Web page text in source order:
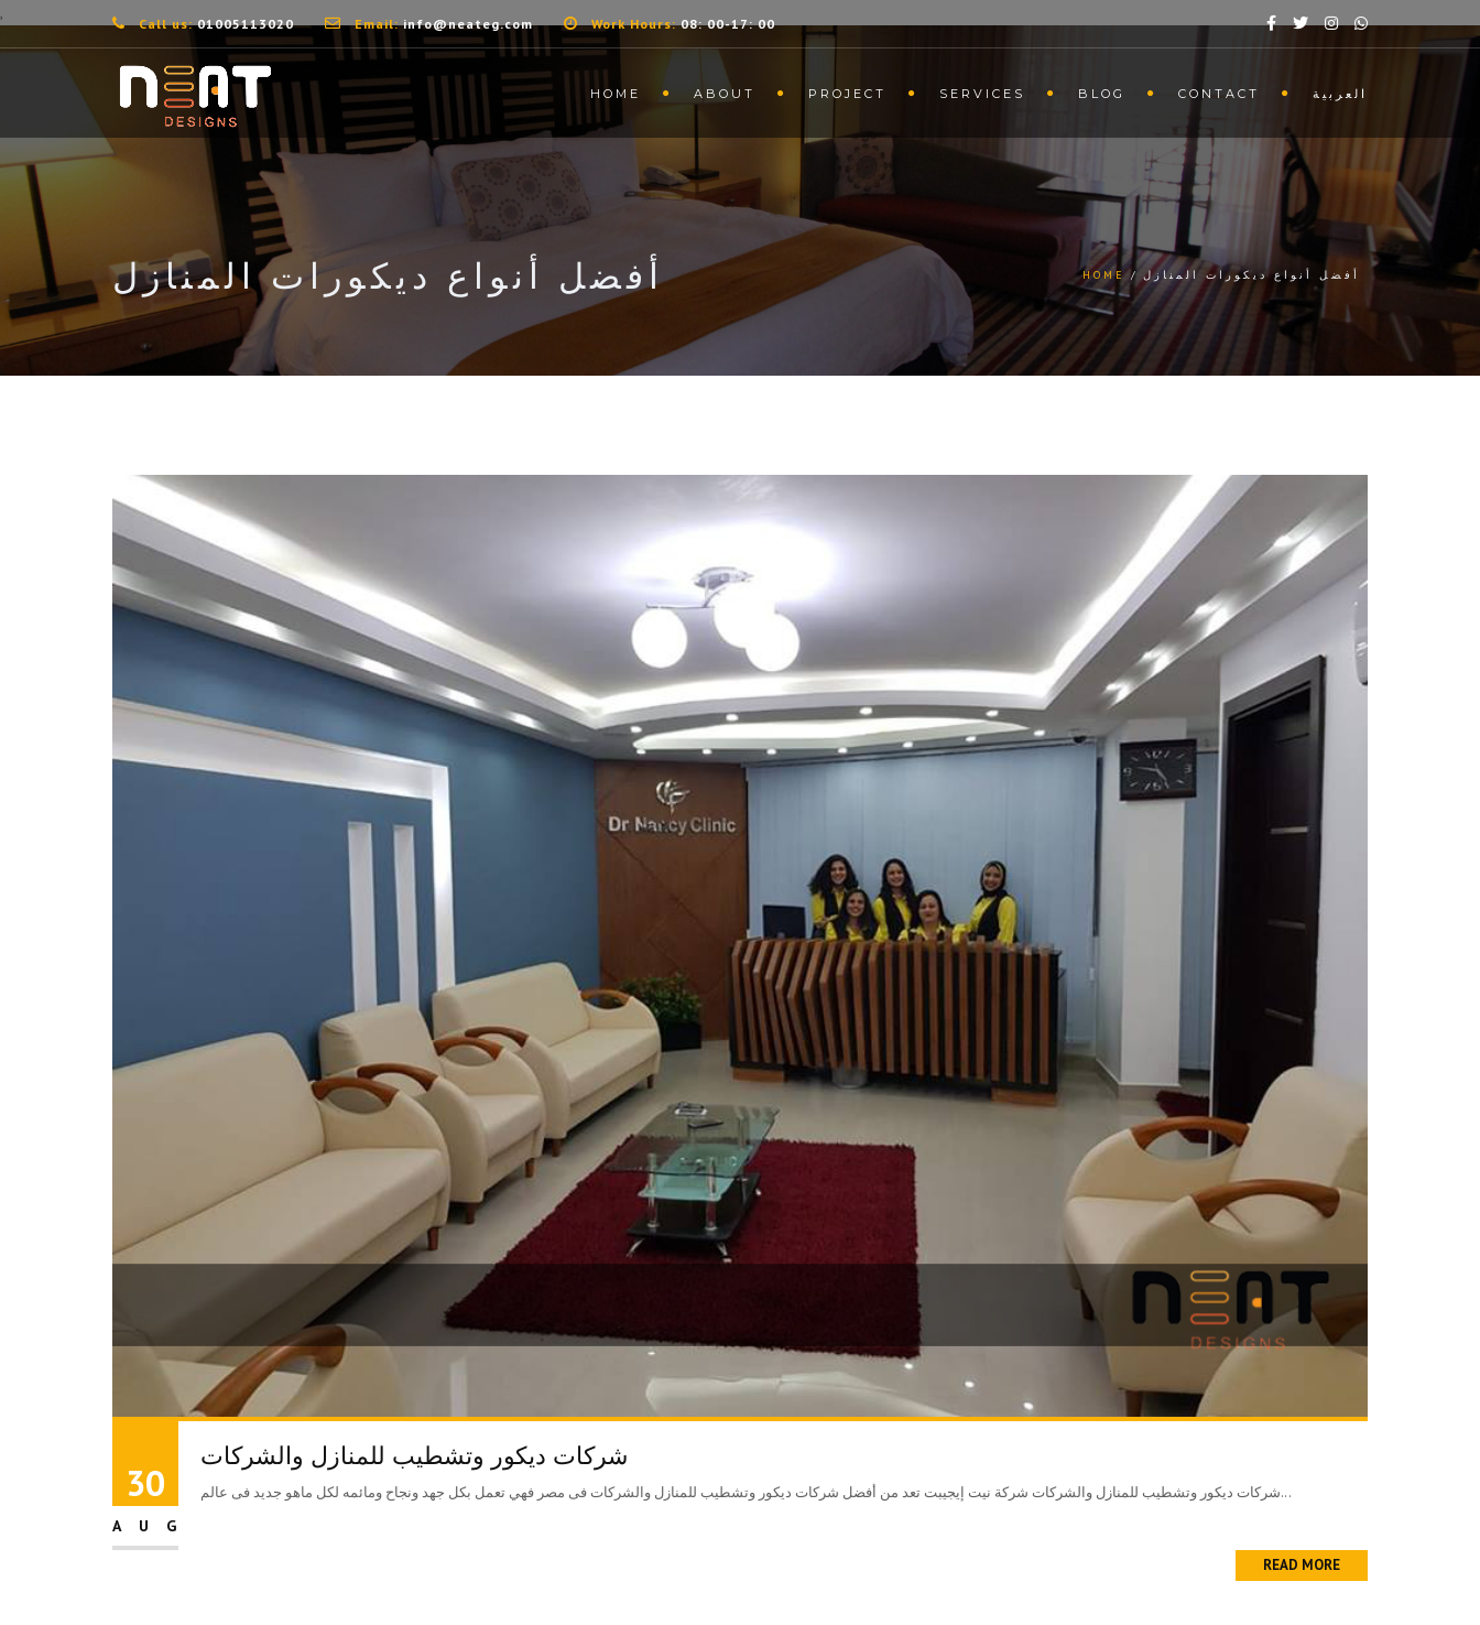
,
Call us:01005113020 Email:info@neateg.com Work Hours:08: 00-17: 00
HOME ABOUT PROJECT SERVICES BLOG CONTACT العربية
أفضل أنواع ديكورات المنازل HOME أفضل أنواع ديكورات المنازل
30
AUG
شركات ديكور وتشطيب للمنازل والشركات
شركات ديكور وتشطيب للمنازل والشركات شركة نيت إيجيبت تعد من أفضل شركات ديكور وتشطيب للمنازل والشركات فى مصر فهي تعمل بكل جهد ونجاح ومائمه لكل ماهو جديد فى عالم...
READ MORE